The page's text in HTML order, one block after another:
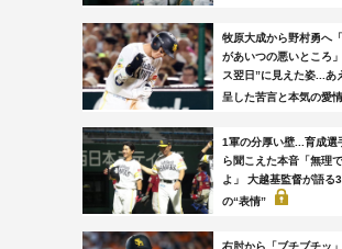
牧原大成から野村勇へ
があいつの悪いところ
ス翌日”に見えた姿...あ
呈した苦言と本気の愛情
1軍の分厚い壁...育成選
ら聞こえた本音「無理
よ」 大越基監督が語る
の“表情”
右肘から「ブチブチッ